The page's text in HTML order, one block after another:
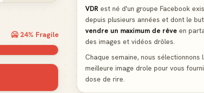
🥶 24% Fragile
VDR est né d'un groupe Facebook
depuis plusieurs années et dont le
vendre un maximum de rêve en
des images et vidéos drôles.
Chaque semaine, nous sélectionnons
meilleure image drole pour vous
dose de rire.